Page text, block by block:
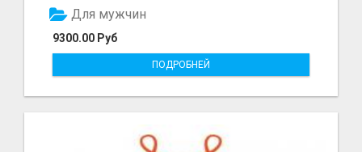
9300.00 Руб
Для мужчин
ПОДРОБНЕЙ